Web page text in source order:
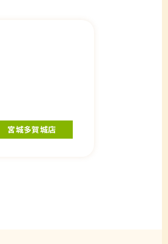
宮城多賀城店